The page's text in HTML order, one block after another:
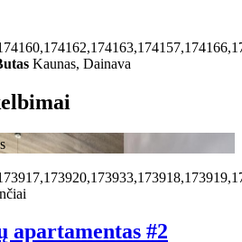
Kaunas, Dainava
apartamentas #2